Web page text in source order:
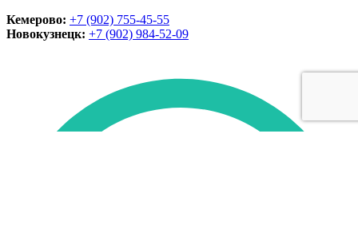
Кемерово: +7 (902) 755-45-55
Новокузнецк: +7 (902) 984-52-09